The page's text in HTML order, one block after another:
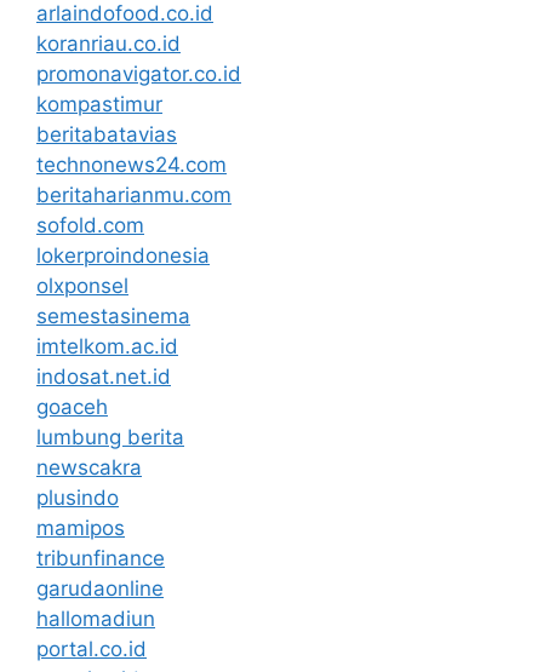
arlaindofood.co.id
koranriau.co.id
promonavigator.co.id
kompastimur
beritabatavias
technonews24.com
beritaharianmu.com
sofold.com
lokerproindonesia
olxponsel
semestasinema
imtelkom.ac.id
indosat.net.id
goaceh
lumbung berita
newscakra
plusindo
mamipos
tribunfinance
garudaonline
hallomadiun
portal.co.id